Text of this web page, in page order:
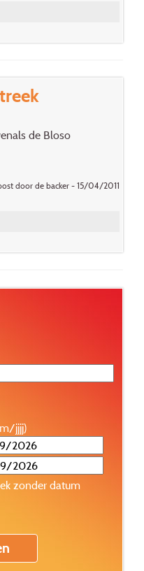
de Bloso
door de backer - 15/04/2011
jjjj)
zonder datum